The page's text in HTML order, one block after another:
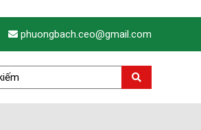
phuongbach.ceo@gmail.com